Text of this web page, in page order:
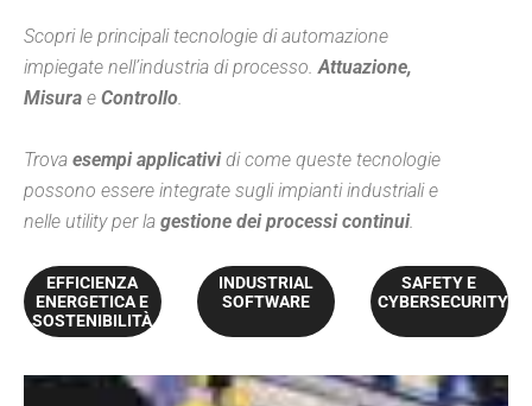
Scopri le principali tecnologie di automazione
impiegate nell’industria di processo. Attuazione,
Misura e Controllo
Trova esempi applicatividi come queste tecnologie
possono essere integrate sugli impianti industriali e
nelle utility per la gestione dei processi continui.
EFFICIENZA
ENERGETICA E
SOSTENIBILITÀ
INDUSTRIAL
SOFTWARE
SAFETY E
CYBERSECURITY